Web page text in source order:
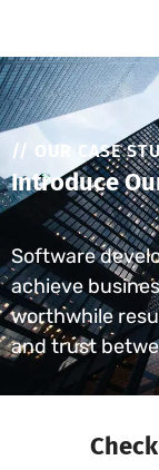
// OUR CASE
Introduce
Software
achieve
worthwhile
and trust